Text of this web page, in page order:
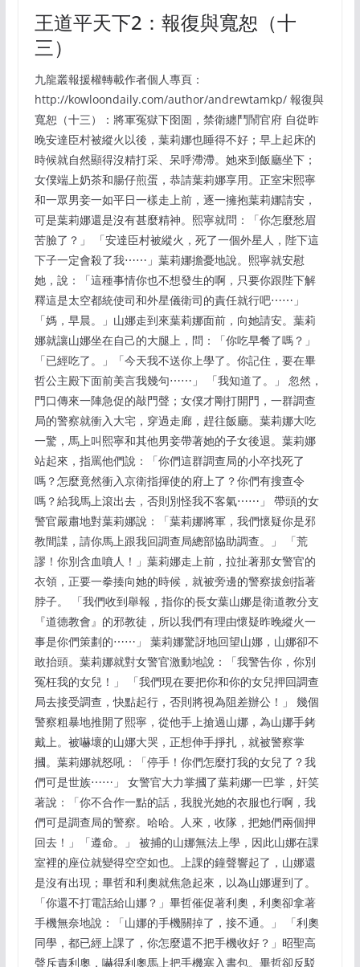
王道平天下2：報復與寬恕（十
三）
九龍叢報援權轉載作者個人專頁：
http://kowloondaily.com/author/andrewtamkp/ 報復與
寬恕（十三）：將軍冤獄下囹圄，禁衛纏鬥鬧官府 自從昨
晚安達臣村被縱火以後，葉莉娜也睡得不好；早上起床的
時候就自然顯得沒精打采、呆呼滯滯。她來到飯廳坐下；
女僕端上奶茶和腸仔煎蛋，恭請葉莉娜享用。正室宋熙寧
和一眾男妾一如平日一樣走上前，逐一擁抱葉莉娜請安，
可是葉莉娜還是沒有甚麼精神。熙寧就問：「你怎麼愁眉
苦臉了？」 「安達臣村被縱火，死了一個外星人，陛下這
下子一定會殺了我⋯⋯」葉莉娜擔憂地說。熙寧就安慰
她，說：「這種事情你也不想發生的啊，只要你跟陛下解
釋這是太空都統使司和外星儀衛司的責任就行吧⋯⋯」
「媽，早晨。」山娜走到來葉莉娜面前，向她請安。葉莉
娜就讓山娜坐在自己的大腿上，問：「你吃早餐了嗎？」
「已經吃了。」「今天我不送你上學了。你記住，要在畢
哲公主殿下面前美言我幾句⋯⋯」 「我知道了。」 忽然，
門口傳來一陣急促的敲門聲；女僕才剛打開門，一群調查
局的警察就衝入大宅，穿過走廊，趕往飯廳。葉莉娜大吃
一驚，馬上叫熙寧和其他男妾帶著她的子女後退。葉莉娜
站起來，指罵他們說：「你們這群調查局的小卒找死了
嗎？怎麼竟然衝入京衛指揮使的府上了？你們有搜查令
嗎？給我馬上滾出去，否則別怪我不客氣⋯⋯」 帶頭的女
警官嚴肅地對葉莉娜說：「葉莉娜將軍，我們懷疑你是邪
教間諜，請你馬上跟我回調查局總部協助調查。」 「荒
謬！你別含血噴人！」葉莉娜走上前，拉扯著那女警官的
衣領，正要一拳揍向她的時候，就被旁邊的警察拔劍指著
脖子。 「我們收到舉報，指你的長女葉山娜是衛道教分支
『道德教會』的邪教徒，所以我們有理由懷疑昨晚縱火一
事是你們策劃的⋯⋯」 葉莉娜驚訝地回望山娜，山娜卻不
敢抬頭。葉莉娜就對女警官激動地說：「我警告你，你別
冤枉我的女兒！」 「我們現在要把你和你的女兒押回調查
局去接受調查，快點起行，否則將視為阻差辦公！」 幾個
警察粗暴地推開了熙寧，從他手上搶過山娜，為山娜手銬
戴上。被嚇壞的山娜大哭，正想伸手掙扎，就被警察掌
摑。葉莉娜就怒吼：「停手！你們怎麼打我的女兒了？我
們可是世族⋯⋯」 女警官大力掌摑了葉莉娜一巴掌，奸笑
著說：「你不合作一點的話，我脫光她的衣服也行啊，我
們可是調查局的警察。哈哈。人來，收隊，把她們兩個押
回去！」「遵命。」 被捕的山娜無法上學，因此山娜在課
室裡的座位就變得空空如也。上課的鐘聲響起了，山娜還
是沒有出現；畢哲和利奧就焦急起來，以為山娜遲到了。
「你還不打電話給山娜？」畢哲催促著利奧，利奧卻拿著
手機無奈地說：「山娜的手機關掉了，接不通。」 「利奧
同學，都已經上課了，你怎麼還不把手機收好？」昭聖高
聲斥責利奧，嚇得利奧馬上把手機塞入書包。畢哲卻反駁